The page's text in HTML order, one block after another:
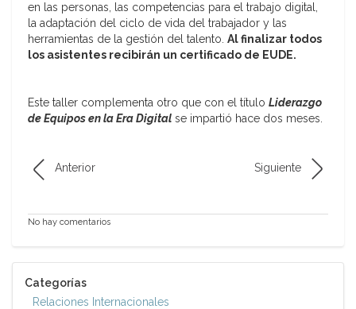
en las personas, las competencias para el trabajo digital,
la adaptación del ciclo de vida del trabajador y las
herramientas de la gestión del talento. Al finalizar todos
los asistentes recibirán un certificado de EUDE.
Este taller complementa otro que con el título Liderazgo
de Equipos en la Era Digital se impartió hace dos meses.
Anterior Siguiente
No hay comentarios
Categorías
Relaciones Internacionales